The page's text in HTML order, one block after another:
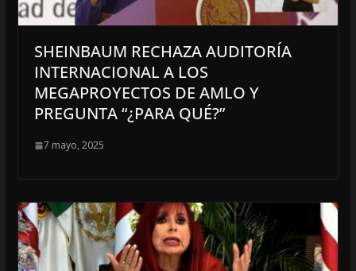
SHEINBAUM RECHAZA AUDITORÍA
INTERNACIONAL A LOS
MEGAPROYECTOS DE AMLO Y
PREGUNTA “¿PARA QUÉ?”
7 mayo, 2025